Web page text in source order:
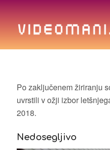
Po zaključenem žiriranju
uvrstili v ožji izbor
2018.
Nedosegljivo